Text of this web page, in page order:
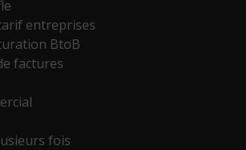
entreprises
BtoB
factures
fois